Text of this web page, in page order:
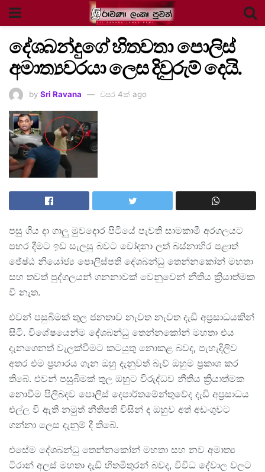
දේශබන්දුගේ හිතවතා පොලිස්
අමාත්‍යවරයා ලෙස දිවුරුම් දෙයි.
by Sri Ravana වසර 4ක් ago
පසු ගිය දා ගාලු මුවදොර පිටියේ පැවති සාමකාමී අරගලයට
පහර දීමට ඉඩ සැලසු බවට චෝදනා ලත් බස්නාහිර පළාත්
ජේෂ්ඨ නියෝජ්‍ය පොලිස්පති දේශබන්ධු තෙන්නකෝන් මහතා
සහ තවත් පුද්ගලයන් ගනනාවක් වෙනුවෙන් නීතිය ක්‍රියාත්මක
වී නැත.
එවන් පසුබිමක් තුල ජනතාව නැවත නැවත දැඩි අප්‍රසාධයකින්
සිටී. විශේෂයෙන්ම දේශබන්ධු තෙන්නකෝන් මහතා එය
දැනගෙනත් වැලක්වීමට කටයුතු නොකළ බවද, පැහැදිලිව
අතර එම ප්‍රහාරය ගැන ඔහු දැනුවත් බැව් ඔහුම ප්‍රකාශ කර
තිබේ. එවන් පසුබිමක් තුල ඔහුට විරුද්ධව නීතිය ක්‍රියාත්මක
නොවීම පිලිබදව පොලිස් දෙපාර්තමේන්තුවේද දැඩි අප්‍රසාධය
එල්ල වි ඇති නමුත් නීතිපති විසින් ද ඔහුව අත් අඩංගුවට
ගන්නා ලෙස දැනුම් දී තිබේ.
එසේම දේශබන්ධු තෙන්නකෝන් මහතා සහ නව අමාත්‍ය
ටිරාන් අලස් මහතා දැඩි හිතමිතුරන් බවද, විවිධ දේවාල වලට